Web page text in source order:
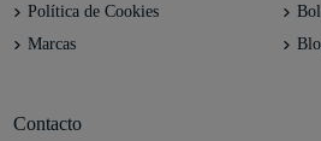
Política de Cookies
Marcas
Contacto